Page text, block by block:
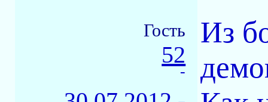
Гость
52
-
Из